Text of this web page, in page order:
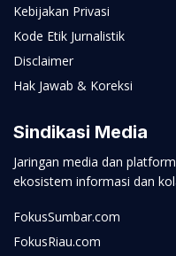
Kebijakan Privasi
Kode Etik Jurnalistik
Disclaimer
Hak Jawab & Koreksi
Sindikasi Media
Jaringan media dan
ekosistem informasi dan
FokusSumbar.com
FokusRiau.com